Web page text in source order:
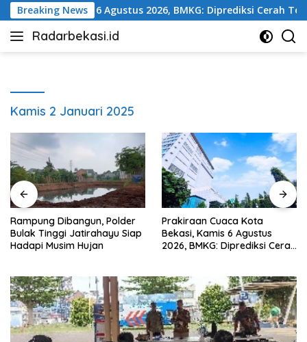
Langsung
ke
konten
Breaking News
Kamis 6 Agustus 2026, BMKG: Diprediksi Cerah Terik
Radarbekasi.id
Berita
Kamis 2 Januari 2025
Rampung Dibangun, Polder
Bulak Tinggi Jatirahayu Siap
Hadapi Musim Hujan
Prakiraan Cuaca Kota
Bekasi, Kamis 6 Agustus
2026, BMKG: Diprediksi Cerah